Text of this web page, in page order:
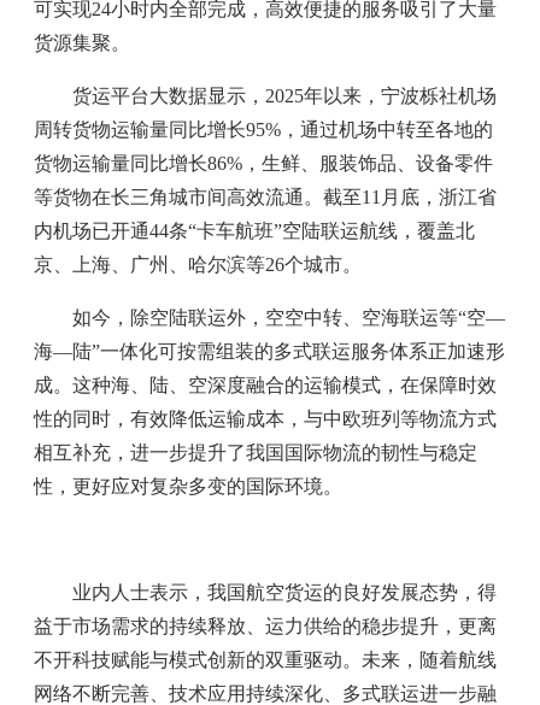
可实现24小时内全部完成，高效便捷的服务吸引了大量
货源集聚。
货运平台大数据显示，2025年以来，宁波栎社机场
周转货物运输量同比增长95%，通过机场中转至各地的
货物运输量同比增长86%，生鲜、服装饰品、设备零件
等货物在长三角城市间高效流通。截至11月底，浙江省
内机场已开通44条“卡车航班”空陆联运航线，覆盖北
京、上海、广州、哈尔滨等26个城市。
如今，除空陆联运外，空空中转、空海联运等“空—
海—陆”一体化可按需组装的多式联运服务体系正加速形
成。这种海、陆、空深度融合的运输模式，在保障时效
性的同时，有效降低运输成本，与中欧班列等物流方式
相互补充，进一步提升了我国国际物流的韧性与稳定
性，更好应对复杂多变的国际环境。
业内人士表示，我国航空货运的良好发展态势，得
益于市场需求的持续释放、运力供给的稳步提升，更离
不开科技赋能与模式创新的双重驱动。未来，随着航线
网络不断完善、技术应用持续深化、多式联运进一步融